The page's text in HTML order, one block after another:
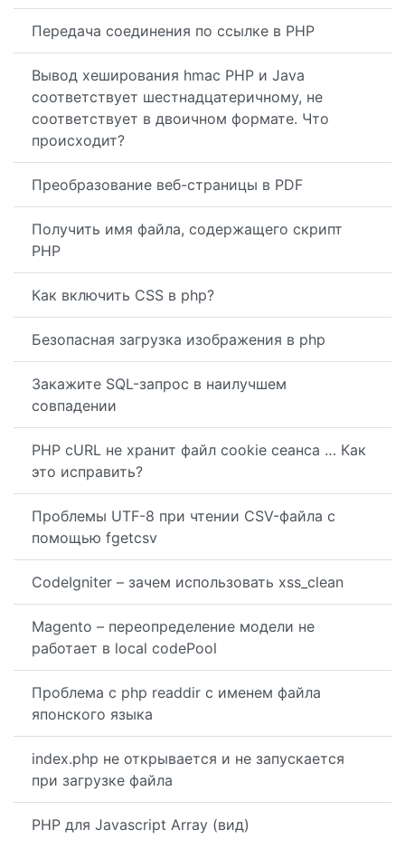
Передача соединения по ссылке в PHP
Вывод хеширования hmac PHP и Java
соответствует шестнадцатеричному, не
соответствует в двоичном формате. Что
происходит?
Преобразование веб-страницы в PDF
Получить имя файла, содержащего скрипт
PHP
Как включить CSS в php?
Безопасная загрузка изображения в php
Закажите SQL-запрос в наилучшем
совпадении
PHP cURL не хранит файл cookie сеанса … Как
это исправить?
Проблемы UTF-8 при чтении CSV-файла с
помощью fgetcsv
CodeIgniter – зачем использовать xss_clean
Magento – переопределение модели не
работает в local codePool
Проблема с php readdir с именем файла
японского языка
index.php не открывается и не запускается
при загрузке файла
PHP для Javascript Array (вид)